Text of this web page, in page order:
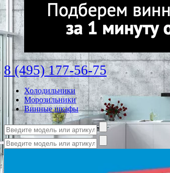
8 (495) 177-56-75
Холодильники
Морозильники
Винные шкафы